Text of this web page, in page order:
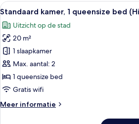
queensize
(Free
Breakfast)
Alle
foto's
voor
Standaard
kamer,
1
queensize
bed
Floor)
Een
9
Standaard kamer, 1 queensize bed
Uitzicht op de stad
20 m²
1 slaapkamer
Max. aantal: 2
1 queensize bed
Gratis wifi
Meer informatie
Meer